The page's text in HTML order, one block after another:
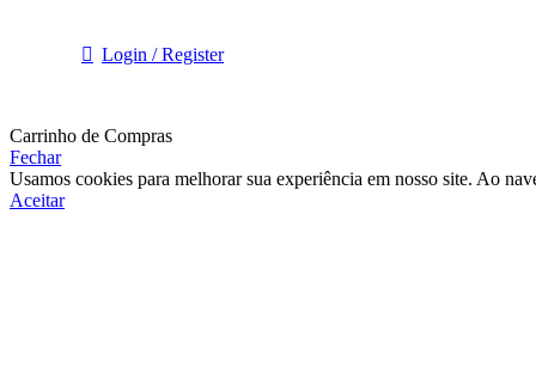
Login / Register
Carrinho de Compras
Fechar
Usamos cookies para melhorar sua experiência em nosso site. Ao
Aceitar